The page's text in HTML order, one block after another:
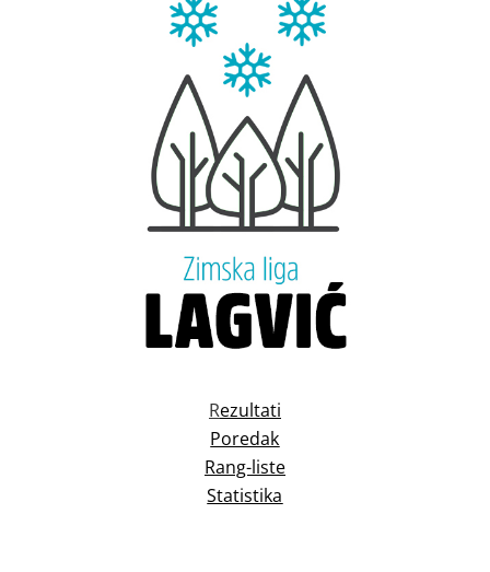
Rezultati
Poredak
Rang-liste
Statistika